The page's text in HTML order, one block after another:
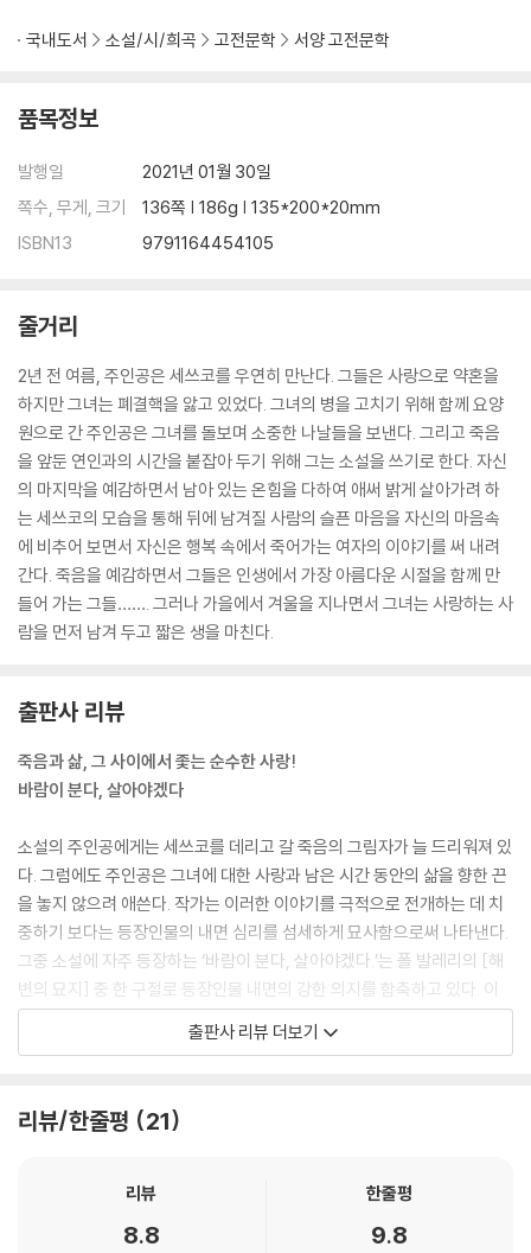
국내도서 소설/시/희곡 고전문학 서양 고전문학
품목정보
발행일
2021년 01월 30일
쪽수, 무게, 크기
136쪽 | 186g | 135*200*20mm
ISBN13
9791164454105
줄거리
2년 전 여름, 주인공은 세쓰코를 우연히 만난다. 그들은 사랑으로 약혼을
하지만 그녀는 폐결핵을 앓고 있었다. 그녀의 병을 고치기 위해 함께 요양
원으로 간 주인공은 그녀를 돌보며 소중한 나날들을 보낸다. 그리고 죽음
을 앞둔 연인과의 시간을 붙잡아 두기 위해 그는 소설을 쓰기로 한다. 자신
의 마지막을 예감하면서 남아 있는 온힘을 다하여 애써 밝게 살아가려 하
는 세쓰코의 모습을 통해 뒤에 남겨질 사람의 슬픈 마음을 자신의 마음속
에 비추어 보면서 자신은 행복 속에서 죽어가는 여자의 이야기를 써 내려
간다. 죽음을 예감하면서 그들은 인생에서 가장 아름다운 시절을 함께 만
들어 가는 그들……. 그러나 가을에서 겨울을 지나면서 그녀는 사랑하는 사
람을 먼저 남겨 두고 짧은 생을 마친다.
출판사 리뷰
죽음과 삶, 그 사이에서 좇는 순수한 사랑!
바람이 분다, 살아야겠다
소설의 주인공에게는 세쓰코를 데리고 갈 죽음의 그림자가 늘 드리워져 있
다. 그럼에도 주인공은 그녀에 대한 사랑과 남은 시간 동안의 삶을 향한 끈
을 놓지 않으려 애쓴다. 작가는 이러한 이야기를 극적으로 전개하는 데 치
중하기 보다는 등장인물의 내면 심리를 섬세하게 묘사함으로써 나타낸다.
그중 소설에 자주 등장하는 ‘바람이 분다, 살아야겠다.’는 폴 발레리의 [해
변의 묘지] 중 한 구절로 등장인물 내면의 강한 의지를 함축하고 있다. 이
것은 언어가 전달하는 단순한 의미에서 벗어나 병마와 싸워야만 하는 그녀
와 주인공인 그가 꿈꾼 삶을 의미한다. 그렇기에 ‘바람’은 그녀를 데리고 가
리 다쓰오가 말하고자 한 바람이 불어도 살아야 하는 이유, 살아가게 하는
사랑을 고집하며, 참된 삶이란, 사랑이란 무엇인가에 대한 해답을 갈구한
출판사 리뷰 더보기
리뷰/한줄평 21
리뷰
8.8
한줄평
9.8